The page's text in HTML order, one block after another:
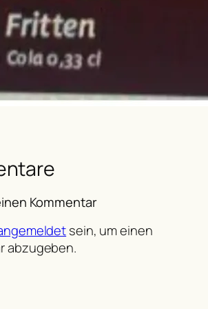
Kommentar
sein, um einen
abzugeben.